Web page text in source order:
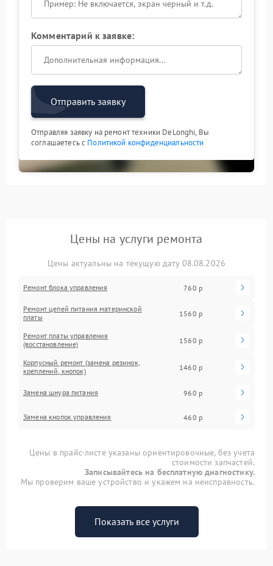
Комментарий к заявке:
Отправить заявку
Отправляя заявку на ремонт техники DeLonghi, Вы
соглашаетесь с Политикой конфиденциальности
Цены на услуги ремонта
Цены актуальны на текущую дату 08.08.2026
Ремонт блока управления 760 р
Ремонт цепей питания материнской
платы
1560 р
Ремонт платы управления
(восстановление)
1560 р
Корпусный ремонт (замена резинок,
креплений, кнопок)
1460 р
Замена шнура питания 960 р
Замена кнопок управления 460 р
Цены в прайс-листе указаны ориентировочные, без учета
стоимости запчастей.
Записывайтесь на бесплатную диагностику.
Мы проверим ваше устройство и укажем на неисправность.
Показать все услуги